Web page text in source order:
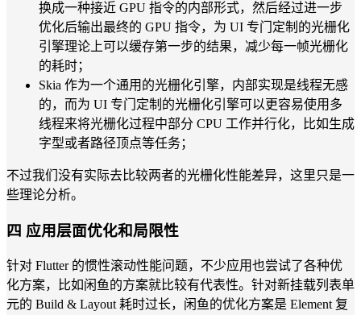
换成一种接近 GPU 指令的内部形式，然后经过进一步
优化后输出最终的 GPU 指令，为 UI 专门定制的光栅化
引擎理论上可以缓存第一步的结果，减少每一帧光栅化
的耗时；
Skia 作为一个通用的光栅化引擎，内部实现是线程无感
的，而为 UI 专门定制的光栅化引擎可以更容易使用多
线程来将光栅化过程中部分 CPU 工作并行化，比如生成
字型或者路径顶点等任务；
不过我们没有实际去比较两者的光栅化性能差异，这里只是一
些理论分析。
四 应用层面优化和局限性
针对 Flutter 的惯性滚动性能问题，不少应用也尝试了各种优
化方案，比如闲鱼的方案就比较有代表性。针对新挂载列表单
元的 Build & Layout 耗时过长，闲鱼的优化方案是 Element 复